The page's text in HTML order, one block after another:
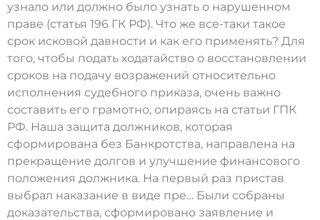
узнало или должно было узнать о нарушенном
праве (статья 196 ГК РФ). Что же все-таки такое
срок исковой давности и как его применять? Для
того, чтобы подать ходатайство о восстановлении
сроков на подачу возражений относительно
исполнения судебного приказа, очень важно
составить его грамотно, опираясь на статьи ГПК
РФ. Наша защита должников, которая
сформирована без Банкротства, направлена на
прекращение долгов и улучшение финансового
положения должника. На первый раз пристав
выбрал наказание в виде пре… Были собраны
доказательства, сформировано заявление и